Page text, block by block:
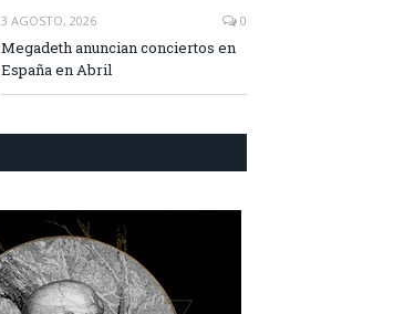
3 AGOSTO, 2026 0
Megadeth anuncian conciertos en
España en Abril